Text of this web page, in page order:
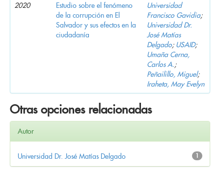
2020
Estudio sobre el fenómeno
de la corrupción en El
Salvador y sus efectos en la
ciudadanía
Universidad
Francisco Gavidia;
Universidad Dr.
José Matías
Delgado; USAID;
Umaña Cerna,
Carlos A.;
Peñailillo, Miguel;
Iraheta, May Evelyn
Otras opciones relacionadas
Autor
1
Universidad Dr. José Matías Delgado